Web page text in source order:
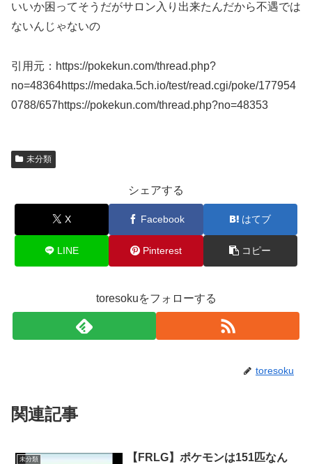
いいか困ってそうだがサロン入り出来たんだから不遇では
ないんじゃないの
引用元：https://pokekun.com/thread.php?
no=48364https://medaka.5ch.io/test/read.cgi/poke/177954
0788/657https://pokekun.com/thread.php?no=48353
未分類
シェアする
X Facebook はてブ
LINE Pinterest コピー
toresokuをフォローする
toresoku
関連記事
未分類
【FRLG】ポケモンは151匹なん